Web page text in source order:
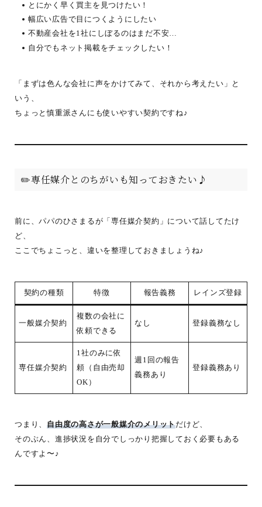
とにかく早く買主を見つけたい！
幅広い広告で目につくようにしたい
不動産会社を1社にしぼるのはまだ不安…
自分でもネット掲載をチェックしたい！
「まずは色んな会社に声をかけてみて、それから考えたい」と
いう、
ちょっと慎重派さんにも使いやすい契約ですね♪
✏️専任媒介とのちがいも知っておきたい♪
前に、パパのひさまるが「専任媒介契約」について話してたけ
ど、
ここでちょこっと、違いを整理しておきましょうね♪
契約の種類 特徴 報告義務 レインズ登録
一般媒介契約
複数の会社に
依頼できる
なし 登録義務なし
専任媒介契約
1社のみに依
頼（自由売却
OK）
週1回の報告
義務あり
登録義務あり
つまり、 自由度の高さが一般媒介のメリットだけど、
そのぶん、進捗状況を自分でしっかり把握しておく必要もある
んですよ〜♪